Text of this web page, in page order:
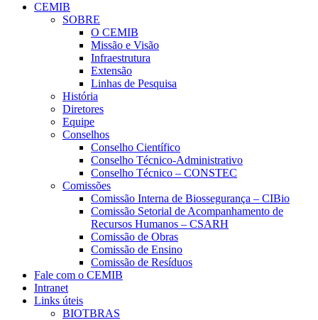
CEMIB
SOBRE
O CEMIB
Missão e Visão
Infraestrutura
Extensão
Linhas de Pesquisa
História
Diretores
Equipe
Conselhos
Conselho Científico
Conselho Técnico-Administrativo
Conselho Técnico – CONSTEC
Comissões
Comissão Interna de Biossegurança – CIBio
Comissão Setorial de Acompanhamento de
Recursos Humanos – CSARH
Comissão de Obras
Comissão de Ensino
Comissão de Resíduos
Fale com o CEMIB
Intranet
Links úteis
BIOTBRAS